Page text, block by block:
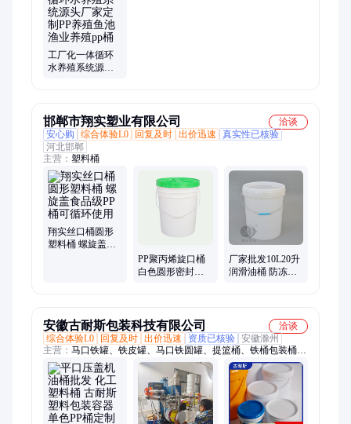
工厂化一体循环
水养殖系统源头
邯郸市翔实塑业有限公司
洽谈
安心购
综合体验L0 回复及时 出价迅速
真实性已核验
河北邯郸
主营： 塑料桶
翔实丝口桶圆形
塑料桶 螺旋盖食
PP聚丙烯旋口桶
白色圆形密封塑
厂家批发10L20升
润滑油桶 防冻液
安徽古耐斯包装科技有限公司
洽谈
综合体验L0
回复及时 出价迅速 资质已核验 安徽滁州
主营： 马口铁罐、铁皮罐、马口铁圆罐、提篮桶、铁桶包装桶、
马口铁桶、圆形铁桶、涂料铁桶、油漆桶、金属包装桶、带盖包
装桶、花篮桶、铁皮桶、开口铁桶、闭口铁桶、工业漆包装桶、
乳胶漆包装桶、油漆包装桶、涂料金属桶、涂料桶、肥料包装
桶、镀锌铁桶、通用化工桶铁桶、塑料桶、马口铁方罐